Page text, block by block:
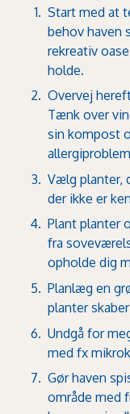
Start med at
behov haven
rekreativ
holde.
Overvej
Tænk over
sin kompost
Vælg planter,
der ikke er
Plant planter
fra
opholde dig
Planlæg en
planter
Undgå for
med fx
Gør haven
område med